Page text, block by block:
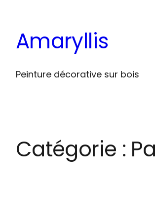
contenu
Amaryllis
Peinture décorative sur bois
Catégorie :